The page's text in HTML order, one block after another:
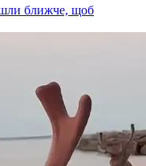
ближче, щоб